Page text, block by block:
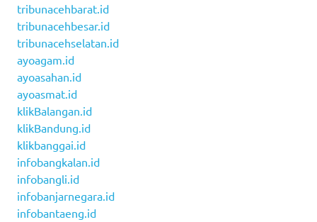
tribunacehbarat.id
tribunacehbesar.id
tribunacehselatan.id
ayoagam.id
ayoasahan.id
ayoasmat.id
klikBalangan.id
klikBandung.id
klikbanggai.id
infobangkalan.id
infobangli.id
infobanjarnegara.id
infobantaeng.id